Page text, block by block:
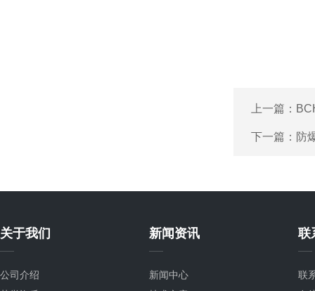
上一篇：
下一篇： 防
关于我们
公司介绍
新闻资讯
新闻中心
联
联